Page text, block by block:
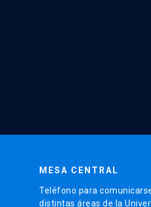
MESA CENTRAL
Teléfono para
distintas áreas de la